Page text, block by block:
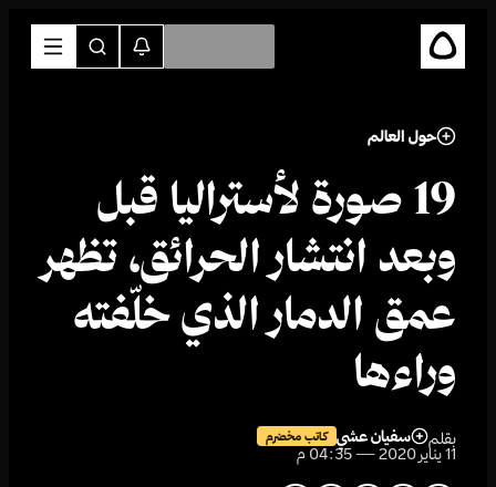
حول العالم
19 صورة لأستراليا قبل
وبعد انتشار الحرائق، تظهر
عمق الدمار الذي خلّفته
وراءها
بقلم سفيان عشي كاتب مخضرم
11 يناير 2020 — 04:35 م